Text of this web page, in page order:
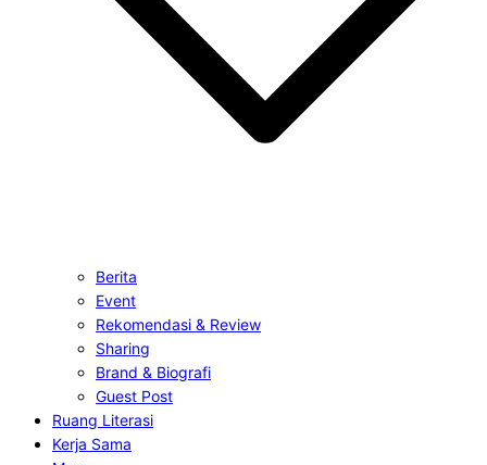
Berita
Event
Rekomendasi & Review
Sharing
Brand & Biografi
Guest Post
Ruang Literasi
Kerja Sama